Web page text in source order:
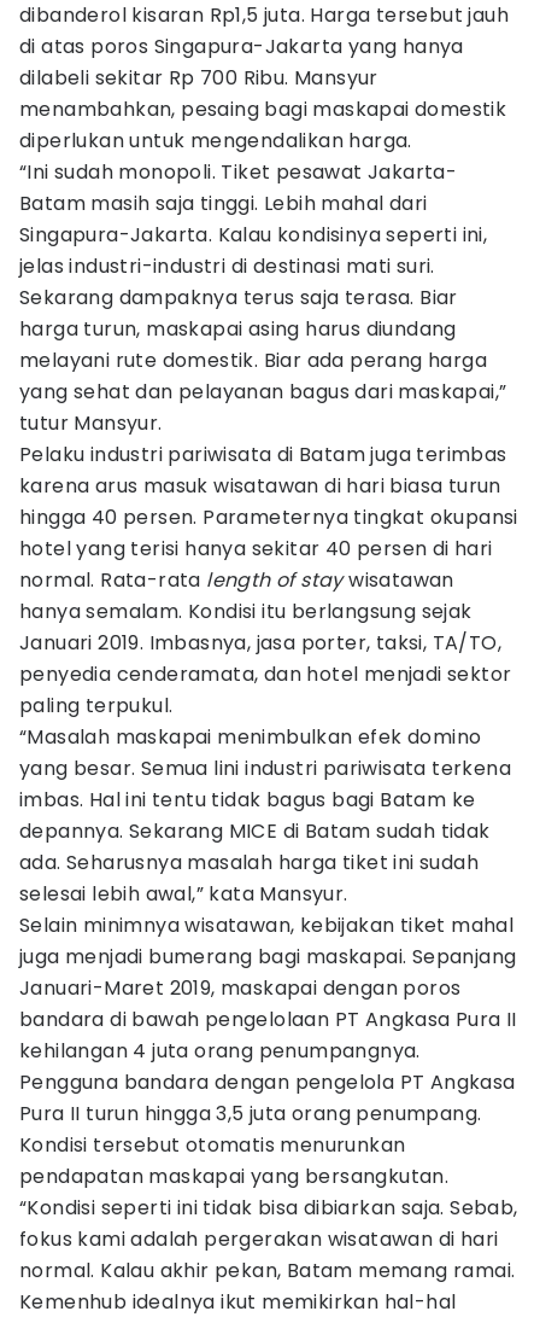
dibanderol kisaran Rp1,5 juta. Harga tersebut jauh
di atas poros Singapura-Jakarta yang hanya
dilabeli sekitar Rp 700 Ribu. Mansyur
menambahkan, pesaing bagi maskapai domestik
diperlukan untuk mengendalikan harga.
“Ini sudah monopoli. Tiket pesawat Jakarta-
Batam masih saja tinggi. Lebih mahal dari
Singapura-Jakarta. Kalau kondisinya seperti ini,
jelas industri-industri di destinasi mati suri.
Sekarang dampaknya terus saja terasa. Biar
harga turun, maskapai asing harus diundang
melayani rute domestik. Biar ada perang harga
yang sehat dan pelayanan bagus dari maskapai,”
tutur Mansyur.
Pelaku industri pariwisata di Batam juga terimbas
karena arus masuk wisatawan di hari biasa turun
hingga 40 persen. Parameternya tingkat okupansi
hotel yang terisi hanya sekitar 40 persen di hari
normal. Rata-rata length of staywisatawan
hanya semalam. Kondisi itu berlangsung sejak
Januari 2019. Imbasnya, jasa porter, taksi, TA/TO,
penyedia cenderamata, dan hotel menjadi sektor
paling terpukul.
“Masalah maskapai menimbulkan efek domino
yang besar. Semua lini industri pariwisata terkena
imbas. Hal ini tentu tidak bagus bagi Batam ke
depannya. Sekarang MICE di Batam sudah tidak
ada. Seharusnya masalah harga tiket ini sudah
selesai lebih awal,” kata Mansyur.
Selain minimnya wisatawan, kebijakan tiket mahal
juga menjadi bumerang bagi maskapai. Sepanjang
Januari-Maret 2019, maskapai dengan poros
bandara di bawah pengelolaan PT Angkasa Pura II
kehilangan 4 juta orang penumpangnya.
Pengguna bandara dengan pengelola PT Angkasa
Pura II turun hingga 3,5 juta orang penumpang.
Kondisi tersebut otomatis menurunkan
pendapatan maskapai yang bersangkutan.
“Kondisi seperti ini tidak bisa dibiarkan saja. Sebab,
fokus kami adalah pergerakan wisatawan di hari
normal. Kalau akhir pekan, Batam memang ramai.
Kemenhub idealnya ikut memikirkan hal-hal